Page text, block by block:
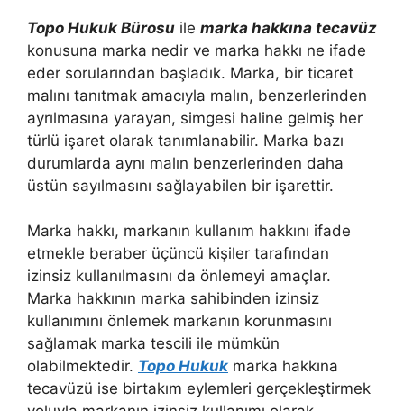
Topo Hukuk Bürosu ile marka hakkına tecavüz
konusuna marka nedir ve marka hakkı ne ifade
eder sorularından başladık. Marka, bir ticaret
malını tanıtmak amacıyla malın, benzerlerinden
ayrılmasına yarayan, simgesi haline gelmiş her
türlü işaret olarak tanımlanabilir. Marka bazı
durumlarda aynı malın benzerlerinden daha
üstün sayılmasını sağlayabilen bir işarettir.
Marka hakkı, markanın kullanım hakkını ifade
etmekle beraber üçüncü kişiler tarafından
izinsiz kullanılmasını da önlemeyi amaçlar.
Marka hakkının marka sahibinden izinsiz
kullanımını önlemek markanın korunmasını
sağlamak marka tescili ile mümkün
olabilmektedir. Topo Hukuk marka hakkına
tecavüzü ise birtakım eylemleri gerçekleştirmek